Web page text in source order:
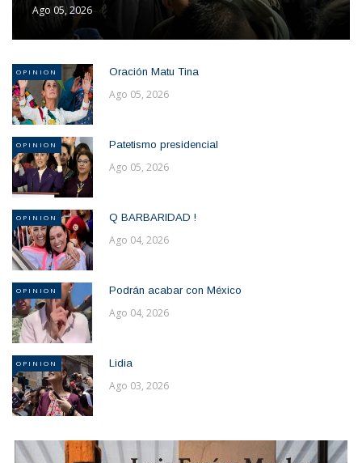
Ago 05, 2026
OPINION Oración Matu Tina
Ago 05, 2026
OPINION Patetismo presidencial
Ago 05, 2026
OPINION Q BARBARIDAD !
Ago 04, 2026
OPINION Podrán acabar con México
Ago 04, 2026
OPINION Lidia
Ago 03, 2026